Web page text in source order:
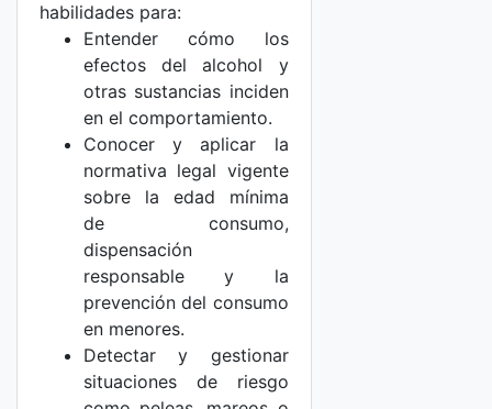
habilidades para:
Entender cómo los
efectos del alcohol y
otras sustancias inciden
en el comportamiento.
Conocer y aplicar la
normativa legal vigente
sobre la edad mínima
de consumo,
dispensación
responsable y la
prevención del consumo
en menores.
Detectar y gestionar
situaciones de riesgo